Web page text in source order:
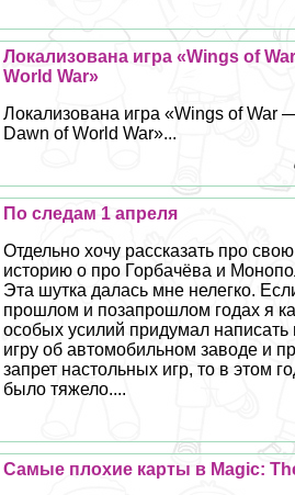
Локализована игра «Wings of
World War»
Локализована игра «Wings of War
Dawn of World War»...
По следам 1 апреля
Отдельно хочу рассказать про свою
историю о про Горбачёва и
Эта шутка далась мне нелегко.
прошлом и позапрошлом годах я
особых усилий придумал написать
игру об автомобильном заводе и
запрет настольных игр, то в этом
было тяжело....
Самые плохие карты в Magic: